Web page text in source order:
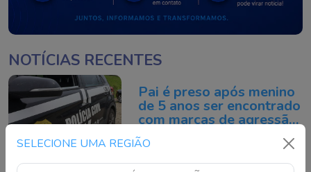
SELECIONE UMA REGIÃO
NOTÍCIAS RECENTES
Pai é preso após menino
de 5 anos ser encontrado
com marcas de agressão
em SC
Continue lendo